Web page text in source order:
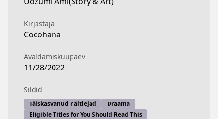
Kirjastaja
Cocohana
Avaldamiskuupäev
11/28/2022
Sildid
Täiskasvanud näitlejad
Draama
Eligible Titles for You Should Read This